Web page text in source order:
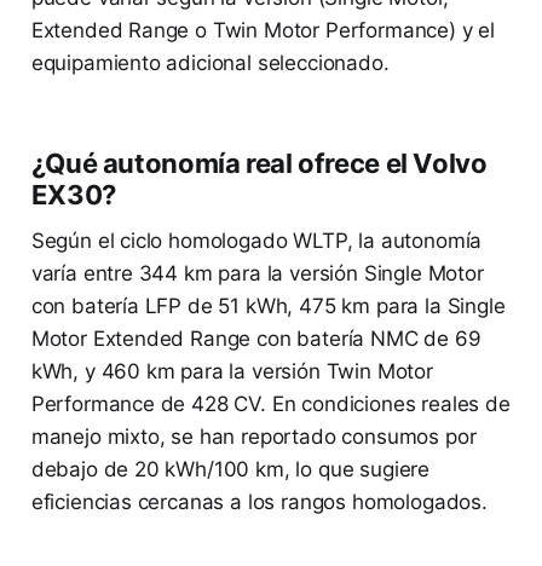
Extended Range o Twin Motor Performance) y el
equipamiento adicional seleccionado.
¿Qué autonomía real ofrece el Volvo
EX30?
Según el ciclo homologado WLTP, la autonomía
varía entre 344 km para la versión Single Motor
con batería LFP de 51 kWh, 475 km para la Single
Motor Extended Range con batería NMC de 69
kWh, y 460 km para la versión Twin Motor
Performance de 428 CV. En condiciones reales de
manejo mixto, se han reportado consumos por
debajo de 20 kWh/100 km, lo que sugiere
eficiencias cercanas a los rangos homologados.